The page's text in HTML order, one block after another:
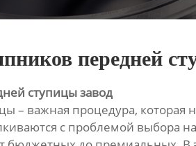
передней
ступицы завод
– важная процедура,
с проблемой выбора